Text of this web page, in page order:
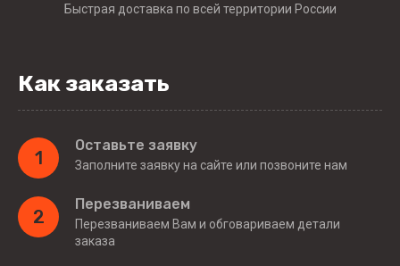
Быстрая доставка по всей территории России
Как заказать
1
Оставьте заявку
Заполните заявку на сайте или позвоните нам
2
Перезваниваем
Перезваниваем Вам и обговариваем детали
заказа